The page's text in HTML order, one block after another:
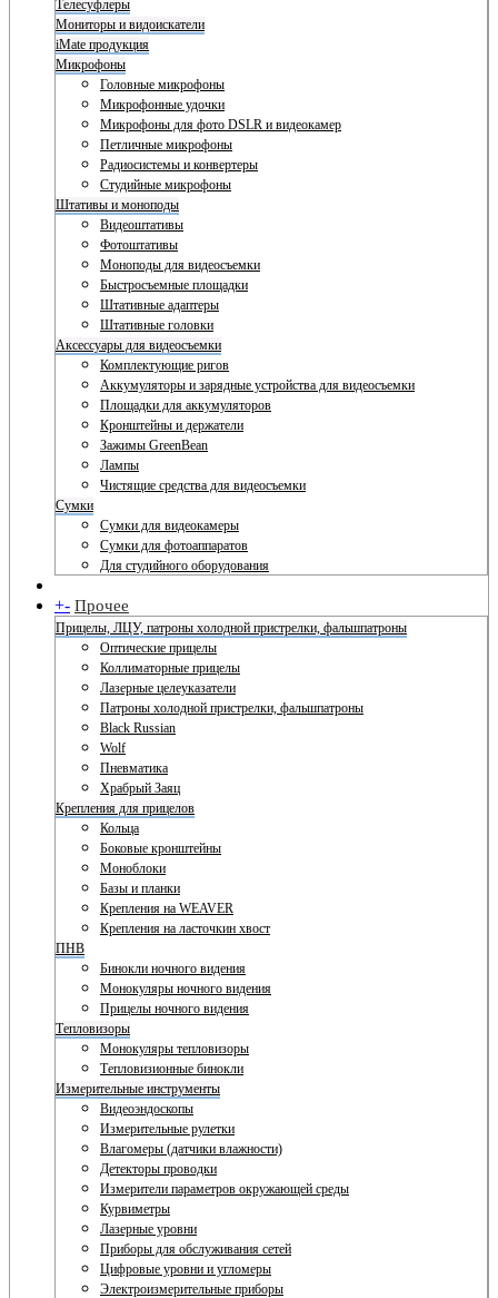
Телесуфлеры
Мониторы и видоискатели
iMate продукция
Микрофоны
Головные микрофоны
Микрофонные удочки
Микрофоны для фото DSLR и видеокамер
Петличные микрофоны
Радиосистемы и конвертеры
Студийные микрофоны
Штативы и моноподы
Видеоштативы
Фотоштативы
Моноподы для видеосъемки
Быстросъемные площадки
Штативные адаптеры
Штативные головки
Аксессуары для видеосъемки
Комплектующие ригов
Аккумуляторы и зарядные устройства для видеосъемки
Площадки для аккумуляторов
Кронштейны и держатели
Зажимы GreenBean
Лампы
Чистящие средства для видеосъемки
Сумки
Сумки для видеокамеры
Сумки для фотоаппаратов
Для студийного оборудования
+- Прочее
Прицелы, ЛЦУ, патроны холодной пристрелки, фальшпатроны
Оптические прицелы
Коллиматорные прицелы
Лазерные целеуказатели
Патроны холодной пристрелки, фальшпатроны
Black Russian
Wolf
Пневматика
Храбрый Заяц
Крепления для прицелов
Кольца
Боковые кронштейны
Моноблоки
Базы и планки
Крепления на WEAVER
Крепления на ласточкин хвост
ПНВ
Бинокли ночного видения
Монокуляры ночного видения
Прицелы ночного видения
Тепловизоры
Монокуляры тепловизоры
Тепловизионные бинокли
Измерительные инструменты
Видеоэндоскопы
Измерительные рулетки
Влагомеры (датчики влажности)
Детекторы проводки
Измерители параметров окружающей среды
Курвиметры
Лазерные уровни
Приборы для обслуживания сетей
Цифровые уровни и угломеры
Электроизмерительные приборы